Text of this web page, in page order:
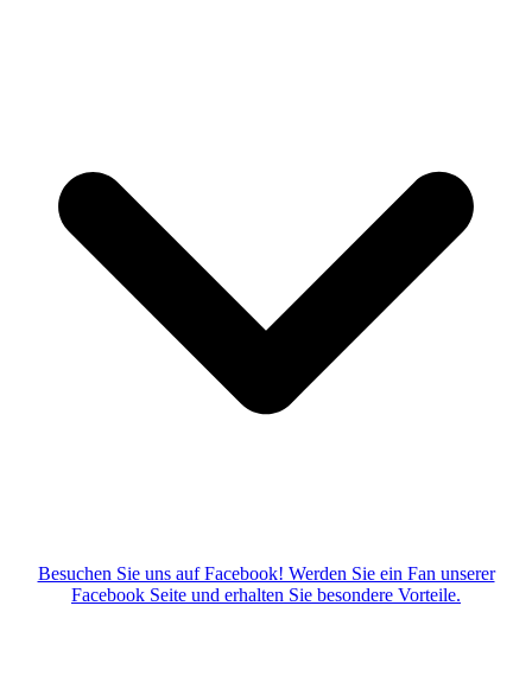
Besuchen Sie uns auf Facebook! Werden Sie ein Fan unserer
Facebook Seite und erhalten Sie besondere Vorteile.